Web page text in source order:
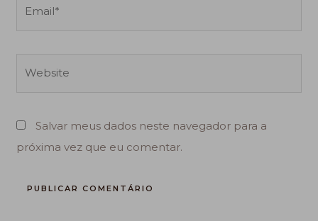
Salvar meus dados neste navegador para a
próxima vez que eu comentar.